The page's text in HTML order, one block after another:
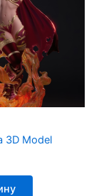
3D Model